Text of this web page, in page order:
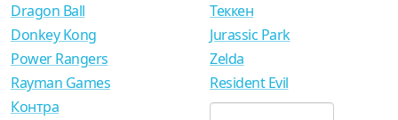
Dragon Ball
Donkey Kong
Power Rangers
Rayman Games
Теккен
Jurassic Park
Zelda
Resident Evil
Контра